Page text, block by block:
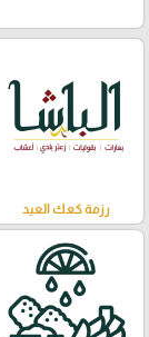
رزمة كعك العيد